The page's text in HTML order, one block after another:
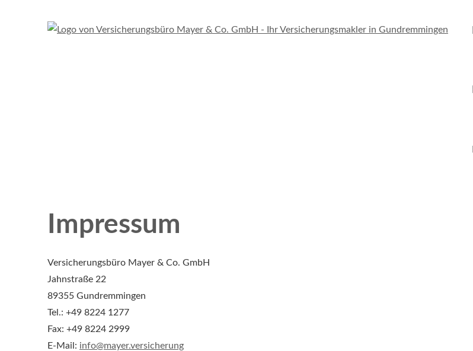
Impressum
Versicherungsbüro Mayer & Co. GmbH
Jahnstraße 22
89355 Gundremmingen
Tel.: +49 8224 1277
Fax: +49 8224 2999
E-Mail: info@mayer.versicherung